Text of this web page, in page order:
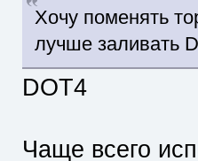
Хочу поменять
лучше заливать
DOT4
Чаще всего